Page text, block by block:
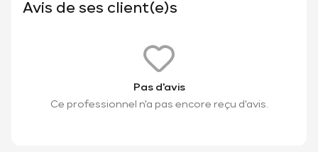
Avis de ses client(e)s
Pas d'avis
Ce professionnel n'a pas encore reçu d'avis.